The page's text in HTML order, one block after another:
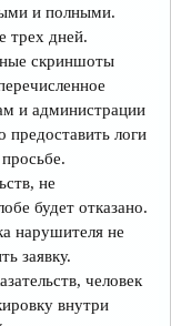
и полными.
трех дней.
скриншоты
и администрации
предоставить логи
не
будет отказано.
нарушителя не
заявку.
человек
внутри